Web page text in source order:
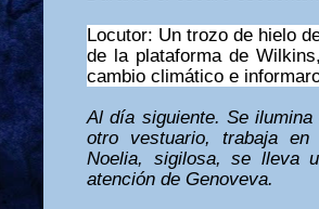
Locutor: Un trozo de hielo
de la plataforma de
cambio climático e
Al día siguiente. Se
otro vestuario, trabaja
Noelia, sigilosa, se lleva
atención de Genoveva.